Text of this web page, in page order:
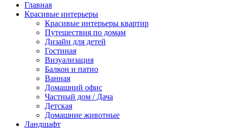
Главная
Красивые интерьеры
Красивые интерьеры квартир
Путешествия по домам
Дизайн для детей
Гостиная
Визуализация
Балкон и патио
Ванная
Домашний офис
Частный дом / Дача
Детская
Домашние животные
Ландшафт